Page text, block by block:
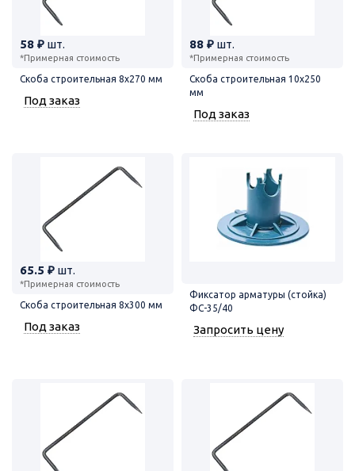
58 ₽ шт.
*Примерная стоимость
Скоба строительная 8х270 мм
Под заказ
88 ₽ шт.
*Примерная стоимость
Скоба строительная 10х250
мм
Под заказ
65.5 ₽ шт.
*Примерная стоимость
Скоба строительная 8х300 мм
Под заказ
Фиксатор арматуры (стойка)
ФС-35/40
Запросить цену